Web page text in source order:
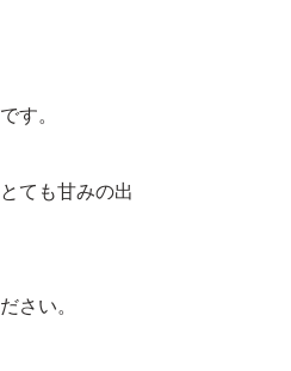
す。
ても甘みの出
さい。